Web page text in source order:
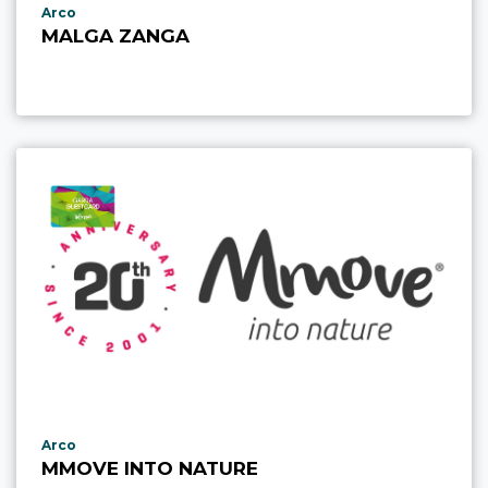
aria.poi_location_prefix
Arco
MALGA ZANGA
aria.poi_location_prefix
Arco
MMOVE INTO NATURE